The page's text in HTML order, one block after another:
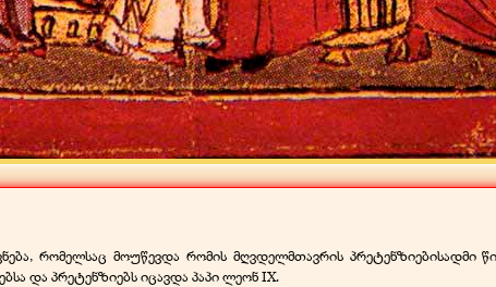
რომელსაც მოუწევდა რომის მღვდელმთავრის პრეტენზიებისადმი
და პრეტენზიებს იცავდა პაპი ლეონ IX.